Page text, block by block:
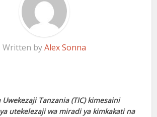
Written byAlex Sonna
Tanzania (TIC) kimesaini
utekelezaji wa miradi ya kimkakati na